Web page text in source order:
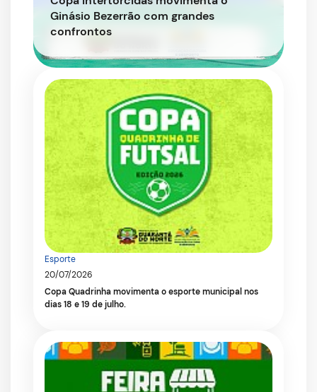
Ginásio Bezerrão com grandes
confrontos
Esporte
20/07/2026
Copa Quadrinha movimenta o esporte municipal nos
dias 18 e 19 de julho.